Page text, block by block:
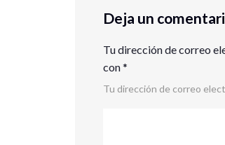
Deja un
Tu dirección de correo
con*
Tu dirección de correo